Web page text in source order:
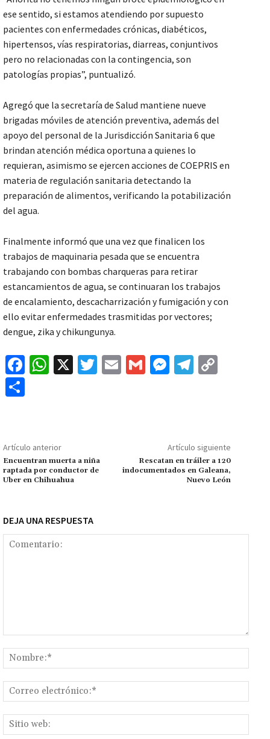
ese sentido, si estamos atendiendo por supuesto
pacientes con enfermedades crónicas, diabéticos,
hipertensos, vías respiratorias, diarreas, conjuntivos
pero no relacionadas con la contingencia, son
patologías propias”, puntualizó.
Agregó que la secretaría de Salud mantiene nueve
brigadas móviles de atención preventiva, además del
apoyo del personal de la Jurisdicción Sanitaria 6 que
brindan atención médica oportuna a quienes lo
requieran, asimismo se ejercen acciones de COEPRIS en
materia de regulación sanitaria detectando la
preparación de alimentos, verificando la potabilización
del agua.
Finalmente informó que una vez que finalicen los
trabajos de maquinaria pesada que se encuentra
trabajando con bombas charqueras para retirar
estancamientos de agua, se continuaran los trabajos
de encalamiento, descacharrización y fumigación y con
ello evitar enfermedades trasmitidas por vectores;
dengue, zika y chikungunya.
Fa
o
k
W
p
p
X
T
E
G
M
ge
r
Te
m Li
n
k
p
ar
tir
Artículo anterior
Encuentran muerta a niña
raptada por conductor de
Uber en Chihuahua
Artículo siguiente
Rescatan en tráiler a 120
indocumentados en Galeana,
Nuevo León
DEJA UNA RESPUESTA
web: